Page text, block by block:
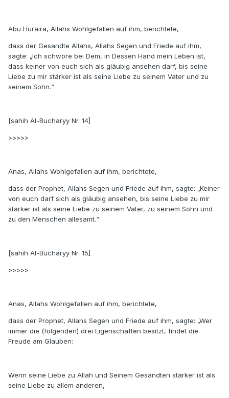
Abu Huraira, Allahs Wohlgefallen auf ihm, berichtete,
dass der Gesandte Allahs, Allahs Segen und Friede auf ihm,
sagte: „Ich schwöre bei Dem, in Dessen Hand mein Leben ist,
dass keiner von euch sich als gläubig ansehen darf, bis seine
Liebe zu mir stärker ist als seine Liebe zu seinem Vater und zu
seinem Sohn.“
[sahih Al-Bucharyy Nr. 14]
>>>>>
Anas, Allahs Wohlgefallen auf ihm, berichtete,
dass der Prophet, Allahs Segen und Friede auf ihm, sagte: „Keiner
von euch darf sich als gläubig ansehen, bis seine Liebe zu mir
stärker ist als seine Liebe zu seinem Vater, zu seinem Sohn und
zu den Menschen allesamt.“
[sahih Al-Bucharyy Nr. 15]
>>>>>
Anas, Allahs Wohlgefallen auf ihm, berichtete,
dass der Prophet, Allahs Segen und Friede auf ihm, sagte: „Wer
immer die (folgenden) drei Eigenschaften besitzt, findet die
Freude am Glauben:
Wenn seine Liebe zu Allah und Seinem Gesandten stärker ist als
seine Liebe zu allem anderen,